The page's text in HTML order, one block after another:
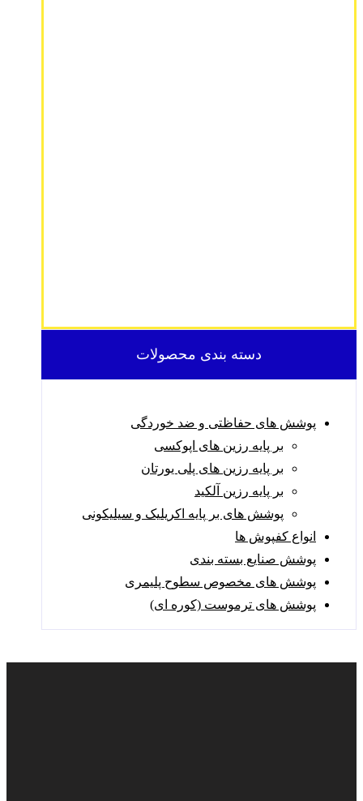
دسته بندی محصولات
پوشش های حفاظتی و ضد خوردگی
بر پایه رزین های اپوکسی
بر پایه رزین های پلی یورتان
بر پایه رزین آلکید
پوشش های بر پایه اکریلیک و سیلیکونی
انواع کفپوش ها
پوشش صنایع بسته بندی
پوشش های مخصوص سطوح پلیمری
پوشش های ترموست (کوره ای)